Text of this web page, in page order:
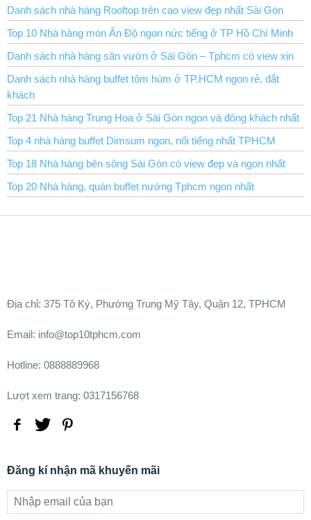
Danh sách nhà hàng Rooftop trên cao view đẹp nhất Sài Gòn
Top 10 Nhà hàng món Ấn Độ ngon nức tiếng ở TP Hồ Chí Minh
Danh sách nhà hàng sân vườn ở Sài Gòn – Tphcm có view xịn
Danh sách nhà hàng buffet tôm hùm ở TP.HCM ngon rẻ, đắt
khách
Top 21 Nhà hàng Trung Hoa ở Sài Gòn ngon và đông khách nhất
Top 4 nhà hàng buffet Dimsum ngon, nổi tiếng nhất TPHCM
Top 18 Nhà hàng bên sông Sài Gòn có view đẹp và ngon nhất
Top 20 Nhà hàng, quán buffet nướng Tphcm ngon nhất
Ðịa chỉ: 375 Tô Ký, Phường Trung Mỹ Tây, Quận 12, TPHCM
Email: info@top10tphcm.com
Hotline: 0888889968
Lượt xem trang: 0317156768
Đăng kí nhận mã khuyến mãi